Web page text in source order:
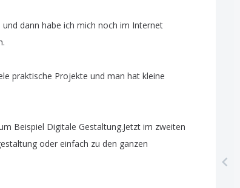
und dann habe ich mich noch im Internet
.
praktische Projekte und man hat kleine
Beispiel Digitale Gestaltung.Jetzt im zweiten
oder einfach zu den ganzen